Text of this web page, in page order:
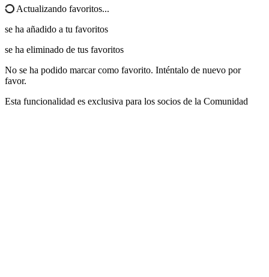
Actualizando favoritos...
se ha añadido a tu favoritos
se ha eliminado de tus favoritos
No se ha podido marcar como favorito. Inténtalo de nuevo por
favor.
Esta funcionalidad es exclusiva para los socios de la Comunidad